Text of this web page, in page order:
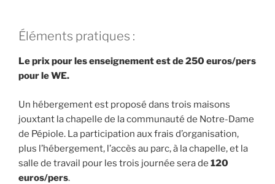
Éléments pratiques :
Le prix pour les enseignement est de 250 euros/pers
pour le WE.
Un hébergement est proposé dans trois maisons
jouxtant la chapelle de la communauté de Notre-Dame
de Pépiole. La participation aux frais d’organisation,
plus l’hébergement, l’accès au parc, à la chapelle, et la
salle de travail pour les trois journée sera de 120
euros/pers.